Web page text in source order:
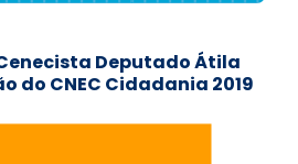
Deputado Átila
do CNEC Cidadania 2019